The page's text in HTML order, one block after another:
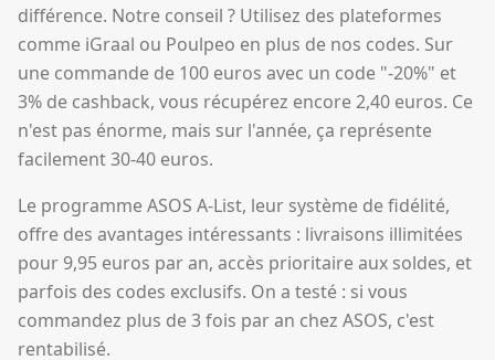
différence. Notre conseil ? Utilisez des plateformes
comme iGraal ou Poulpeo en plus de nos codes. Sur
une commande de 100 euros avec un code "-20%" et
3% de cashback, vous récupérez encore 2,40 euros. Ce
n'est pas énorme, mais sur l'année, ça représente
facilement 30-40 euros.
Le programme ASOS A-List, leur système de fidélité,
offre des avantages intéressants : livraisons illimitées
pour 9,95 euros par an, accès prioritaire aux soldes, et
parfois des codes exclusifs. On a testé : si vous
commandez plus de 3 fois par an chez ASOS, c'est
rentabilisé.